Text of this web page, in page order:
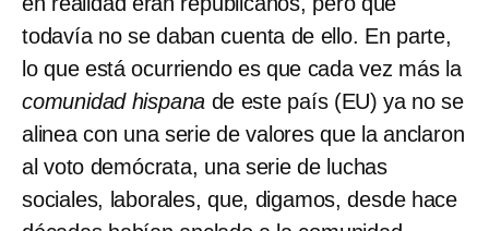
todavía no se daban cuenta de ello. En parte,
lo que está ocurriendo es que cada vez más la
comunidad hispana de este país (EU) ya no se
alinea con una serie de valores que la anclaron
al voto demócrata, una serie de luchas
sociales, laborales, que, digamos, desde hace